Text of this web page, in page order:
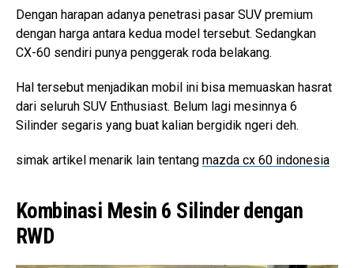
Dengan harapan adanya penetrasi pasar SUV premium
dengan harga antara kedua model tersebut. Sedangkan
CX-60 sendiri punya penggerak roda belakang.
Hal tersebut menjadikan mobil ini bisa memuaskan hasrat
dari seluruh SUV Enthusiast. Belum lagi mesinnya 6
Silinder segaris yang buat kalian bergidik ngeri deh.
simak artikel menarik lain tentang mazda cx 60 indonesia
Kombinasi Mesin 6 Silinder dengan
RWD